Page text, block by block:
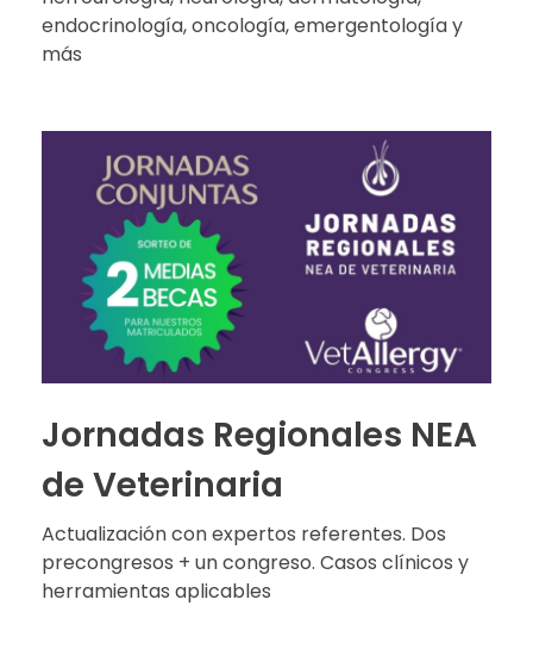
endocrinología, oncología, emergentología y
más
Jornadas Regionales NEA
de Veterinaria
Actualización con expertos referentes. Dos
precongresos + un congreso. Casos clínicos y
herramientas aplicables